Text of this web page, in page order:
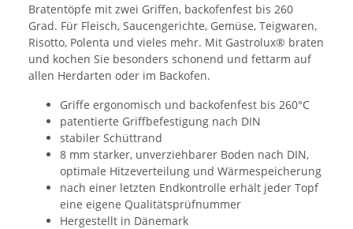
Bratentöpfe mit zwei Griffen, backofenfest bis 260
Grad. Für Fleisch, Saucengerichte, Gemüse, Teigwaren,
Risotto, Polenta und vieles mehr. Mit Gastrolux® braten
und kochen Sie besonders schonend und fettarm auf
allen Herdarten oder im Backofen.
Griffe ergonomisch und backofenfest bis 260°C
patentierte Griffbefestigung nach DIN
stabiler Schüttrand
8 mm starker, unverziehbarer Boden nach DIN,
optimale Hitzeverteilung und Wärmespeicherung
nach einer letzten Endkontrolle erhält jeder Topf
eine eigene Qualitätsprüfnummer
Hergestellt in Dänemark